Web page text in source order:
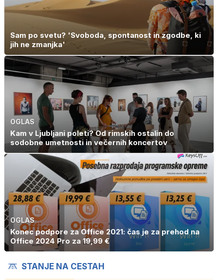
Sam po svetu? 'Svoboda, spontanost in zgodbe, ki
jih ne zmanjka'
OGLAS
Kam v Ljubljani poleti? Od rimskih ostalin do
sodobne umetnosti in večernih koncertov
OGLAS
Konec podpore za Office 2021: čas je za prehod na
Office 2024 Pro za 19,99 €
STANJE NA CESTAH